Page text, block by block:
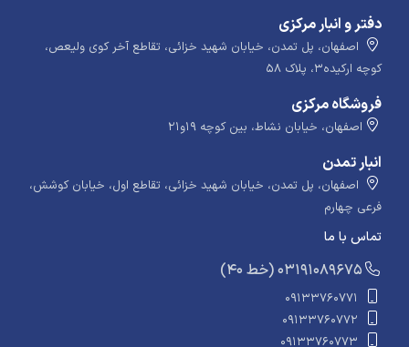
دفتر و انبار مرکزی
اصفهان، پل تمدن، خیابان شهید خزائی، تقاطع آخر کوی ولیعص،
کوچه ارکیده۳، پلاک ۵۸
فروشگاه مرکزی
اصفهان، خیابان نشاط، بین کوچه ۱۹و۲۱
انبار تمدن
اصفهان، پل تمدن، خیابان شهید خزائی، تقاطع اول، خیابان کوشش،
فرعی چهارم
تماس با ما
​​​ (40 خط) 03191089675
09133760771
09133760772
09133760773